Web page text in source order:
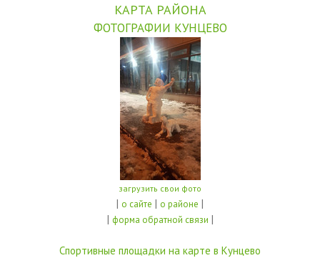
КАРТА РАЙОНА
ФОТОГРАФИИ КУНЦЕВО
загрузить свои фото
| о сайте | о районе |
| форма обратной связи |
Спортивные площадки на карте в Кунцево